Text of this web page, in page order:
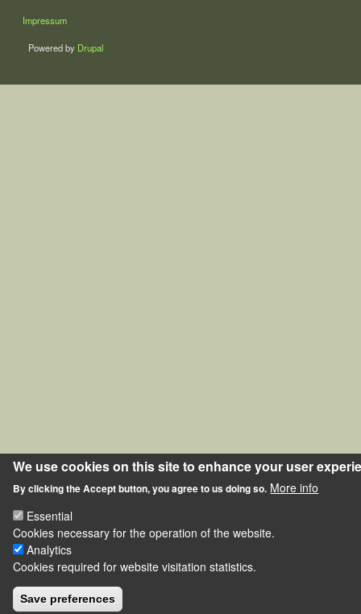
LÁBLÉC
Impressum
Powered by Drupal
We use cookies on this site to enhance your user
By clicking the Accept button, you agree to us doing so. More info
Essential
Cookies necessary for the operation of the website.
Analytics
Cookies required for website visitation statistics.
Save preferences